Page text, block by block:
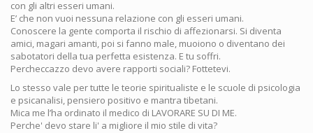
con gli altri esseri umani.
E’ che non vuoi nessuna relazione con gli esseri umani.
Conoscere la gente comporta il rischio di affezionarsi. Si diventa
amici, magari amanti, poi si fanno male, muoiono o diventano dei
sabotatori della tua perfetta esistenza. E tu soffri.
Percheccazzo devo avere rapporti sociali? Fottetevi.
Lo stesso vale per tutte le teorie spiritualiste e le scuole di psicologia
e psicanalisi, pensiero positivo e mantra tibetani.
Mica me l’ha ordinato il medico di LAVORARE SU DI ME.
Perche' devo stare li' a migliore il mio stile di vita?